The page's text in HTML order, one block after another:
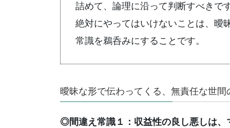
詰めて、論理に沿って判断すべきで
絶対にやってはいけないことは、曖
常識を鵜呑みにすることです。
曖昧な形で伝わってくる、無責任な世
◎間違え常識１：収益性の良し悪しは、